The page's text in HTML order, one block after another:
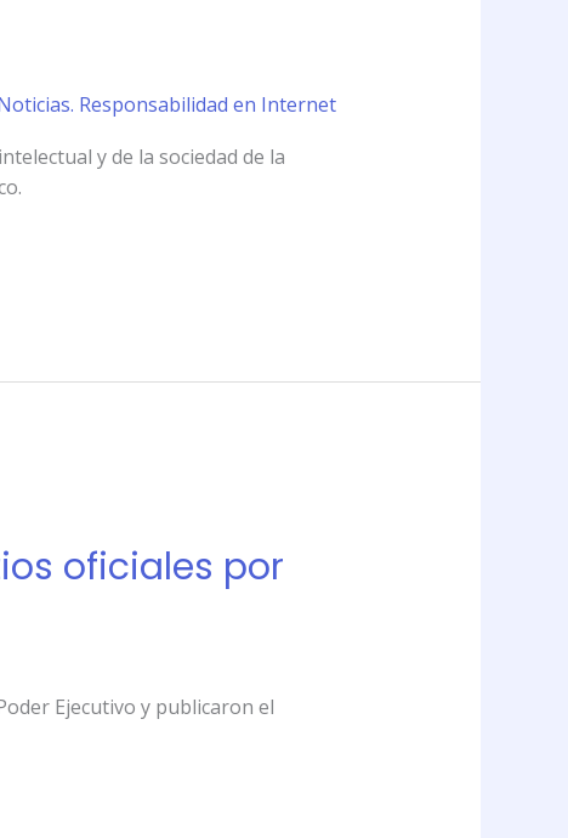
Responsabilidad en Internet
y de la sociedad de la
oficiales por
Ejecutivo y publicaron el